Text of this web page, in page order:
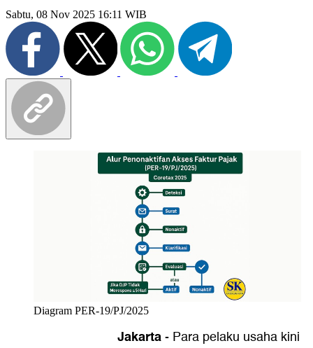
Sabtu, 08 Nov 2025 16:11 WIB
Diagram PER-19/PJ/2025
Jakarta- Para pelaku usaha kini